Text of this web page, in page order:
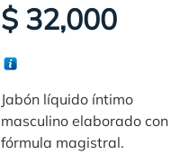
$32,000
Jabón líquido íntimo
masculino elaborado con
fórmula magistral.